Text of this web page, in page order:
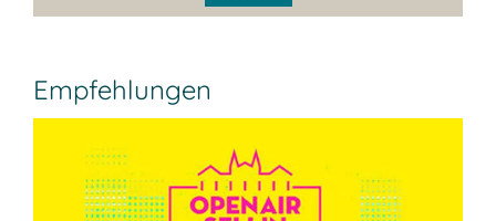
Empfehlungen